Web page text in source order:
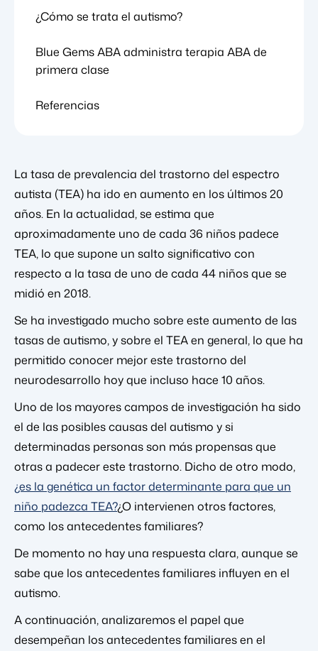
¿Cómo se trata el autismo?
Blue Gems ABA administra terapia ABA de
primera clase
Referencias
La tasa de prevalencia del trastorno del espectro
autista (TEA) ha ido en aumento en los últimos 20
años. En la actualidad, se estima que
aproximadamente uno de cada 36 niños padece
TEA, lo que supone un salto significativo con
respecto a la tasa de uno de cada 44 niños que se
midió en 2018.
Se ha investigado mucho sobre este aumento de las
tasas de autismo, y sobre el TEA en general, lo que ha
permitido conocer mejor este trastorno del
neurodesarrollo hoy que incluso hace 10 años.
Uno de los mayores campos de investigación ha sido
el de las posibles causas del autismo y si
determinadas personas son más propensas que
otras a padecer este trastorno. Dicho de otro modo,
¿es la genética un factor determinante para que un
niño padezca TEA?¿O intervienen otros factores,
como los antecedentes familiares?
De momento no hay una respuesta clara, aunque se
sabe que los antecedentes familiares influyen en el
autismo.
A continuación, analizaremos el papel que
desempeñan los antecedentes familiares en el